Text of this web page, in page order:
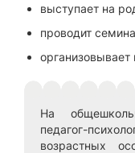
выступает на
проводит
На
педагог-
возрастных